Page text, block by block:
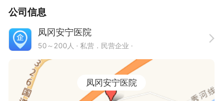
公司信息
凤冈安宁医院
50～200人 · 私营．民营企业 ·
凤冈安宁医院